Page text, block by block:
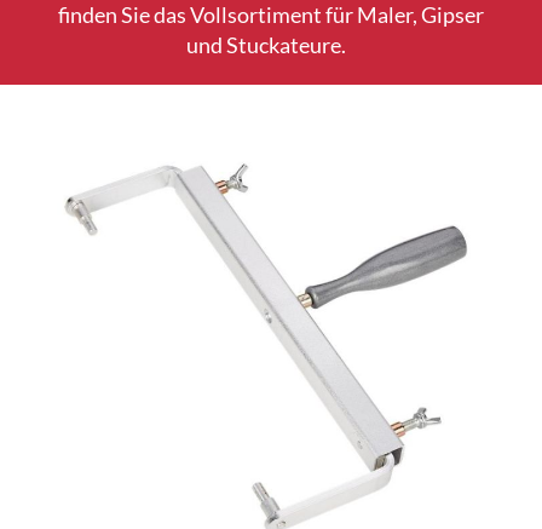
finden Sie das Vollsortiment für Maler, Gipser
und Stuckateure.
Bildergalerie
springen